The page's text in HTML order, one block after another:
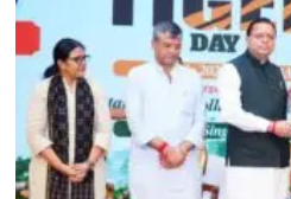
स्वतंत्रता
का
हो
भव्य
आयोजनः
मुख्य
सचिव